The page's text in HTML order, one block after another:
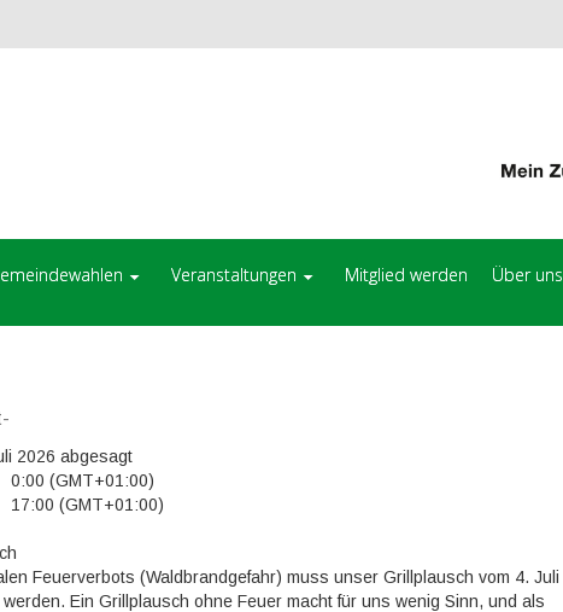
Veranstaltungen Mitglied werden Über uns
2026 abgesagt
0:00 (GMT+01:00)
17:00 (GMT+01:00)
Feuerverbots (Waldbrandgefahr) muss unser Grillplausch vom 4. Juli
Ein Grillplausch ohne Feuer macht für uns wenig Sinn, und als